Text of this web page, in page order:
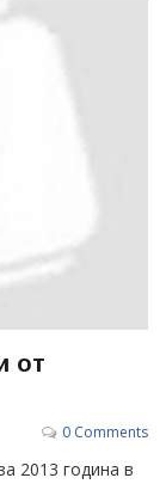
от
0 Comments
2013 година в